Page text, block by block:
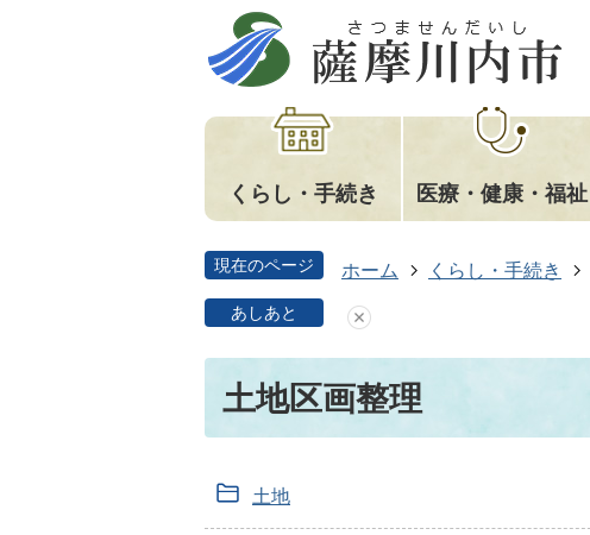
くらし・手続き 医療・健康・福祉
現在のページ ホーム くらし・手続き
あしあと
土地区画整理
土地